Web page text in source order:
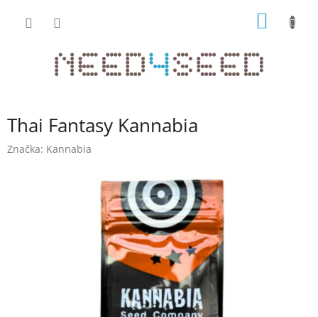
Thai Fantasy Kannabia
Značka: Kannabia